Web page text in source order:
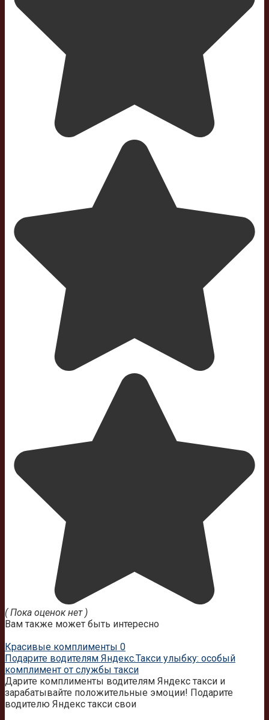
( Пока оценок нет )
Вам также может быть интересно
Красивые комплименты 0
Подарите водителям Яндекс.Такси улыбку: особый
комплимент от службы такси
Дарите комплименты водителям Яндекс такси и
зарабатывайте положительные эмоции! Подарите
водителю Яндекс такси свои